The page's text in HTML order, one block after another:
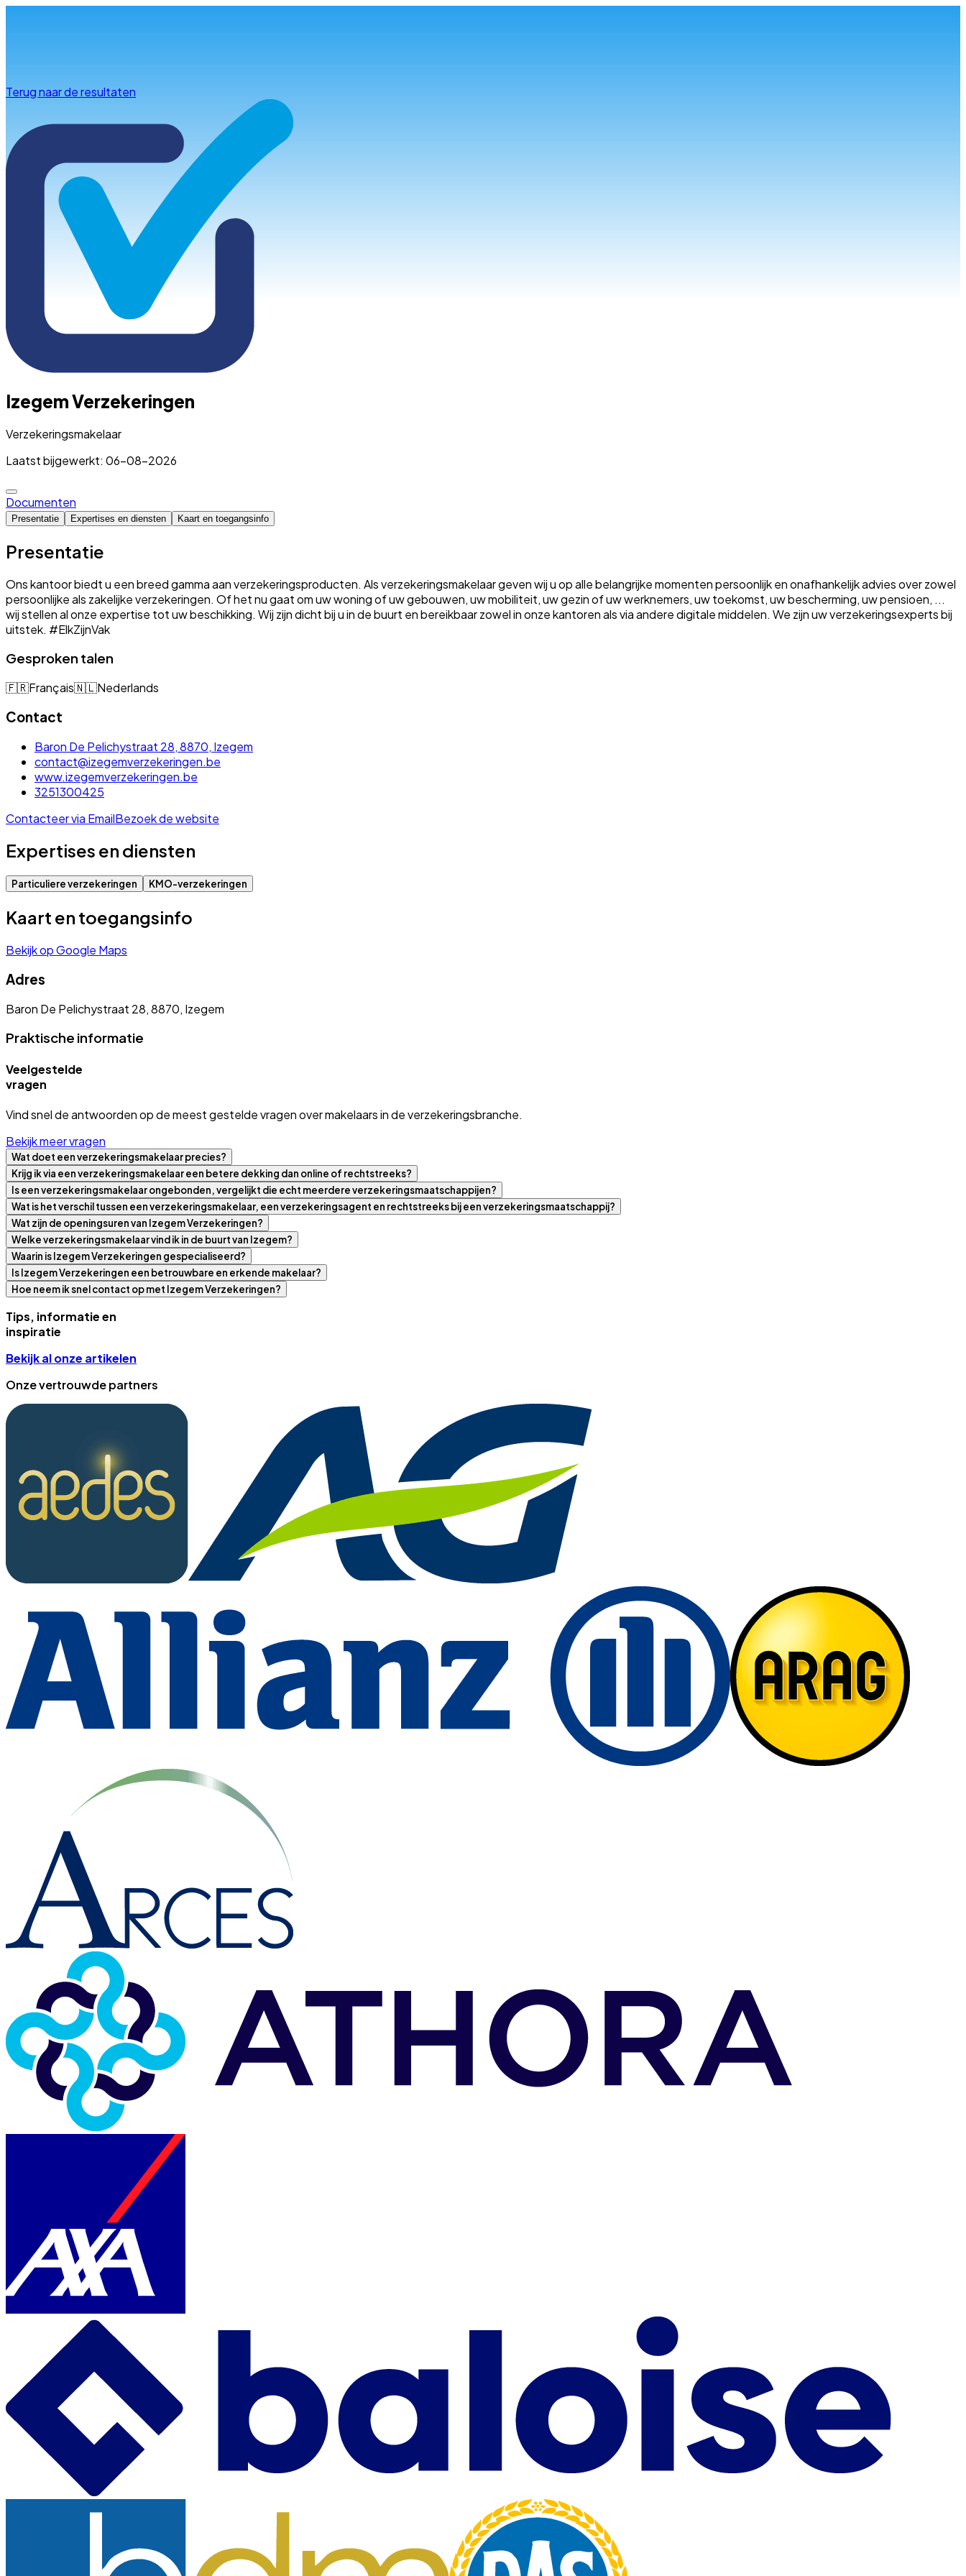
Terug naar de resultaten
Izegem Verzekeringen
Verzekeringsmakelaar
Laatst bijgewerkt: 06-08-2026
Documenten
Presentatie Expertises en diensten Kaart en toegangsinfo
Presentatie
Ons kantoor biedt u een breed gamma aan verzekeringsproducten. Als verzekeringsmakelaar geven wij u op alle belangrijke momenten persoonlijk en onafhankelijk advies over zowel
persoonlijke als zakelijke verzekeringen. Of het nu gaat om uw woning of uw gebouwen, uw mobiliteit, uw gezin of uw werknemers, uw toekomst, uw bescherming, uw pensioen, ...
wij stellen al onze expertise tot uw beschikking. Wij zijn dicht bij u in de buurt en bereikbaar zowel in onze kantoren als via andere digitale middelen. We zijn uw verzekeringsexperts bij
uitstek. #ElkZijnVak
Gesproken talen
🇫🇷Français🇳🇱Nederlands
Contact
Baron De Pelichystraat 28, 8870, Izegem
contact@izegemverzekeringen.be
www.izegemverzekeringen.be
3251300425
Contacteer via EmailBezoek de website
Expertises en diensten
Particuliere verzekeringen KMO-verzekeringen
Kaart en toegangsinfo
Bekijk op Google Maps
Adres
Baron De Pelichystraat 28, 8870, Izegem
Praktische informatie
Veelgestelde
vragen
Vind snel de antwoorden op de meest gestelde vragen over makelaars in de verzekeringsbranche.
Bekijk meer vragen
Wat doet een verzekeringsmakelaar precies?
Krijg ik via een verzekeringsmakelaar een betere dekking dan online of rechtstreeks?
Is een verzekeringsmakelaar ongebonden, vergelijkt die echt meerdere verzekeringsmaatschappijen?
Wat is het verschil tussen een verzekeringsmakelaar, een verzekeringsagent en rechtstreeks bij een verzekeringsmaatschappij?
Wat zijn de openingsuren van Izegem Verzekeringen?
Welke verzekeringsmakelaar vind ik in de buurt van Izegem?
Waarin is Izegem Verzekeringen gespecialiseerd?
Is Izegem Verzekeringen een betrouwbare en erkende makelaar?
Hoe neem ik snel contact op met Izegem Verzekeringen?
Tips, informatie en
inspiratie
Bekijk al onze artikelen
Onze vertrouwde partners